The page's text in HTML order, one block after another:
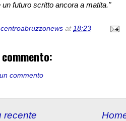
un futuro scritto ancora a matita."
centroabruzzonews at 18:23
commento
recente